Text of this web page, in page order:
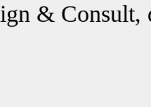
& Consult,